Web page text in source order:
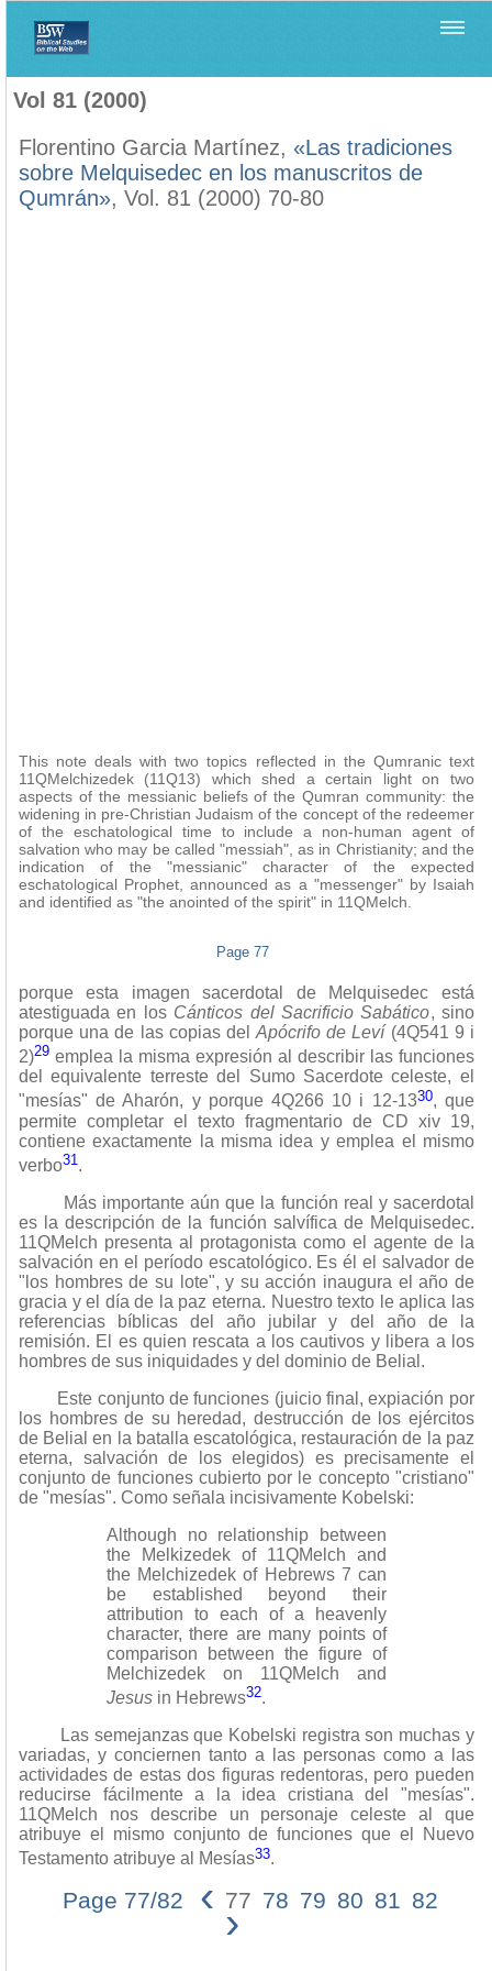
Vol 81 (2000)
Florentino Garcia Martínez, «Las tradiciones
sobre Melquisedec en los manuscritos de
Qumrán», Vol. 81 (2000) 70-80
This note deals with two topics reflected in the Qumranic text
11QMelchizedek (11Q13) which shed a certain light on two
aspects of the messianic beliefs of the Qumran community: the
widening in pre-Christian Judaism of the concept of the redeemer
of the eschatological time to include a non-human agent of
salvation who may be called "messiah", as in Christianity; and the
indication of the "messianic" character of the expected
eschatological Prophet, announced as a "messenger" by Isaiah
and identified as "the anointed of the spirit" in 11QMelch.
Page 77
porque esta imagen sacerdotal de Melquisedec está
atestiguada en los Cánticos del Sacrificio Sabático, sino
porque una de las copias delApócrifo de Leví(4Q541 9 i
2)29 emplea la misma expresión al describir las funciones
del equivalente terreste del Sumo Sacerdote celeste, el
"mesías" de Aharón, y porque 4Q266 10 i 12-1330, que
permite completar el texto fragmentario de CD xiv 19,
contiene exactamente la misma idea y emplea el mismo
verbo31 .
Más importante aún que la función real y sacerdotal
es la descripción de la función salvífica de Melquisedec.
11QMelch presenta al protagonista como el agente de la
salvación en el período escatológico. Es él el salvador de
"los hombres de su lote", y su acción inaugura el año de
gracia y el día de la paz eterna. Nuestro texto le aplica las
referencias bíblicas del año jubilar y del año de la
remisión. El es quien rescata a los cautivos y libera a los
hombres de sus iniquidades y del dominio de Belial.
Este conjunto de funciones (juicio final, expiación por
los hombres de su heredad, destrucción de los ejércitos
de Belial en la batalla escatológica, restauración de la paz
eterna, salvación de los elegidos) es precisamente el
conjunto de funciones cubierto por le concepto "cristiano"
de "mesías". Como señala incisivamente Kobelski:
Although no relationship between
the Melkizedek of 11QMelch and
the Melchizedek of Hebrews 7 can
be established beyond their
attribution to each of a heavenly
character, there are many points of
comparison between the figure of
Melchizedek on 11QMelch and
Jesus in Hebrews32.
Las semejanzas que Kobelski registra son muchas y
variadas, y conciernen tanto a las personas como a las
actividades de estas dos figuras redentoras, pero pueden
reducirse fácilmente a la idea cristiana del "mesías".
11QMelch nos describe un personaje celeste al que
atribuye el mismo conjunto de funciones que el Nuevo
Testamento atribuye al Mesías33.
Page 77/82 ‹ 77 78 79 80 81 82
›